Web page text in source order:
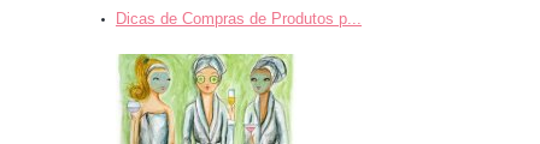
Dicas de Compras de Produtos p...